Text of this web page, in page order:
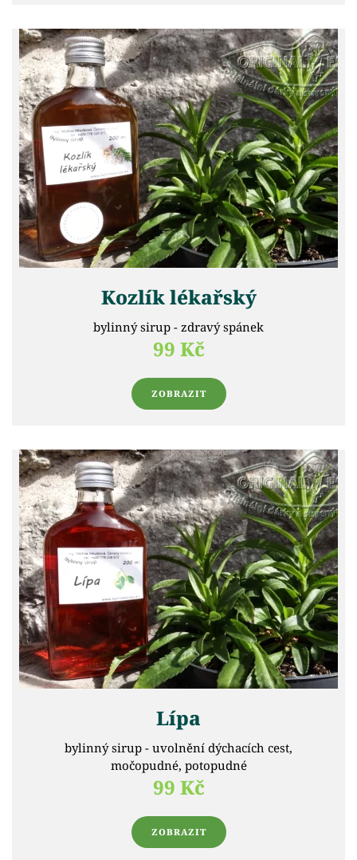
Kozlík lékařský
bylinný sirup - zdravý spánek
99 Kč
ZOBRAZIT
Lípa
bylinný sirup - uvolnění dýchacích cest,
močopudné, potopudné
99 Kč
ZOBRAZIT